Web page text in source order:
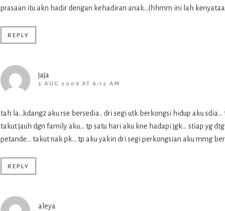
prasaan itu akn hadir dengan kehadiran anak…(hhmm ini lah
REPLY
jaja
5 AUG 2009 AT 6:12 AM
tah la…kdang2 aku rse bersedia.. dri segi utk berkongsi hidup aku sdia…
takut jauh dgn family aku… tp satu hari aku kne hadapi jgk… stiap yg
petande… takut nak pk… tp aku yakin dri segi perkongsian aku mmg
REPLY
aleya